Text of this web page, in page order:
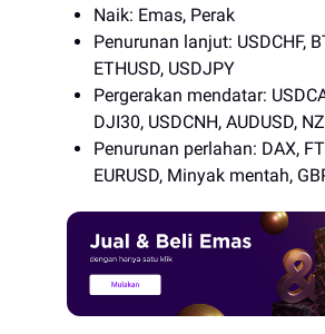
Naik: Emas, Perak
Penurunan lanjut: USDCHF,
ETHUSD, USDJPY
Pergerakan mendatar:
DJI30, USDCNH, AUDUSD,
Penurunan perlahan: DAX,
EURUSD, Minyak mentah,